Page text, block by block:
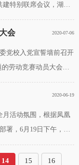
特别联席会议，湖南
中铁一局凤凰磁浮项目
会 2020-07-06
党校入党宣誓墙前召开
劳动竞赛动员大会。
和参建单位中铁一局、
2020-06-19
月活动氛围，根据凤凰
署，6月19日下午，凤
位开展了应急演练活
14 15 16